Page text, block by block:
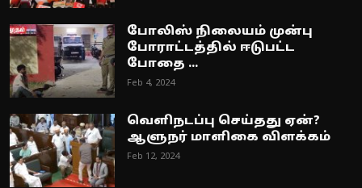
போலிஸ் நிலையம் முன்பு
போராட்டத்தில் ஈடுபட்ட
போதை ...
Feb 4, 2024
வெளிநடப்பு செய்தது ஏன்?
ஆளுநர் மாளிகை விளக்கம்
Feb 12, 2024